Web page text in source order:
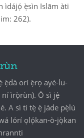
ìdájọ́ ẹ̀sìn Islām àti
262).
ẹ̀dà orí ẹ̀rọ ayé-lu-
ìrọ̀rùn). Ó sì jẹ́
A sì ti tẹ̀ ẹ́ jáde pẹ̀lú
lórí ọlọ́kan-ò-jọ̀kan